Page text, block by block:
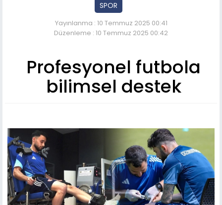
SPOR
Yayınlanma : 10 Temmuz 2025 00:41
Düzenleme : 10 Temmuz 2025 00:42
Profesyonel futbola
bilimsel destek